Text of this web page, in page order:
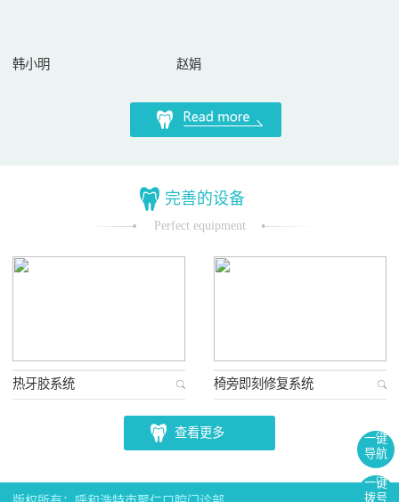
韩小明 赵娟
完善的设备
Perfect equipment
热牙胶系统 椅旁即刻修复系统
查看更多
一键
拨号
一键
导航